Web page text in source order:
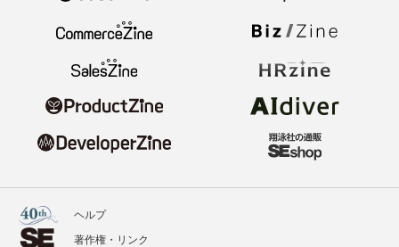
ヘルプ
著作権・リンク